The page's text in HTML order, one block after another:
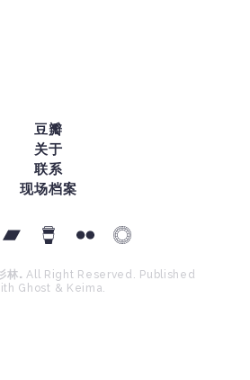
豆瓣
关于
联系
现场档案
林. All Right Reserved. Published
Ghost & Keima.